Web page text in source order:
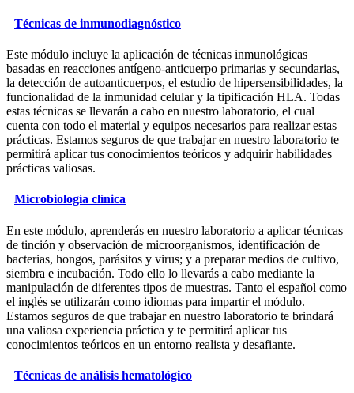
Técnicas de inmunodiagnóstico
Este módulo incluye la aplicación de técnicas inmunológicas
basadas en reacciones antígeno-anticuerpo primarias y secundarias,
la detección de autoanticuerpos, el estudio de hipersensibilidades, la
funcionalidad de la inmunidad celular y la tipificación HLA. Todas
estas técnicas se llevarán a cabo en nuestro laboratorio, el cual
cuenta con todo el material y equipos necesarios para realizar estas
prácticas. Estamos seguros de que trabajar en nuestro laboratorio te
permitirá aplicar tus conocimientos teóricos y adquirir habilidades
prácticas valiosas.
Microbiología clínica
En este módulo, aprenderás en nuestro laboratorio a aplicar técnicas
de tinción y observación de microorganismos, identificación de
bacterias, hongos, parásitos y virus; y a preparar medios de cultivo,
siembra e incubación. Todo ello lo llevarás a cabo mediante la
manipulación de diferentes tipos de muestras. Tanto el español como
el inglés se utilizarán como idiomas para impartir el módulo.
Estamos seguros de que trabajar en nuestro laboratorio te brindará
una valiosa experiencia práctica y te permitirá aplicar tus
conocimientos teóricos en un entorno realista y desafiante.
Técnicas de análisis hematológico